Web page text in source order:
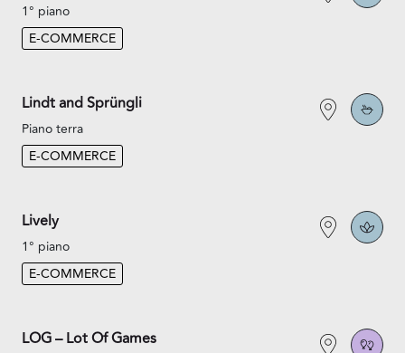
1° piano
E-COMMERCE
Lindt and Sprüngli
Piano terra
E-COMMERCE
Lively
1° piano
E-COMMERCE
LOG – Lot Of Games